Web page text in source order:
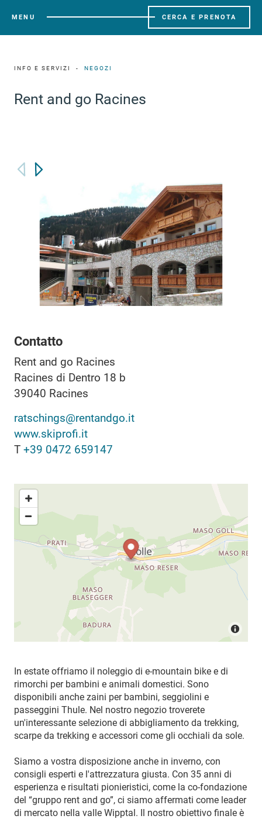
MENU CERCA E PRENOTA
INFO E SERVIZI NEGOZI
Rent and go Racines
Contatto
Rent and go Racines
Racines di Dentro 18 b
39040 Racines
ratschings@rentandgo.it
www.skiprofi.it
T +39 0472 659147
In estate offriamo il noleggio di e-mountain bike e di
rimorchi per bambini e animali domestici. Sono
disponibili anche zaini per bambini, seggiolini e
passeggini Thule. Nel nostro negozio troverete
un'interessante selezione di abbigliamento da trekking,
scarpe da trekking e accessori come gli occhiali da sole.
Siamo a vostra disposizione anche in inverno, con
consigli esperti e l'attrezzatura giusta. Con 35 anni di
esperienza e risultati pionieristici, come la co-fondazione
del “gruppo rent and go”, ci siamo affermati come leader
di mercato nella valle Wipptal. Il nostro obiettivo finale è